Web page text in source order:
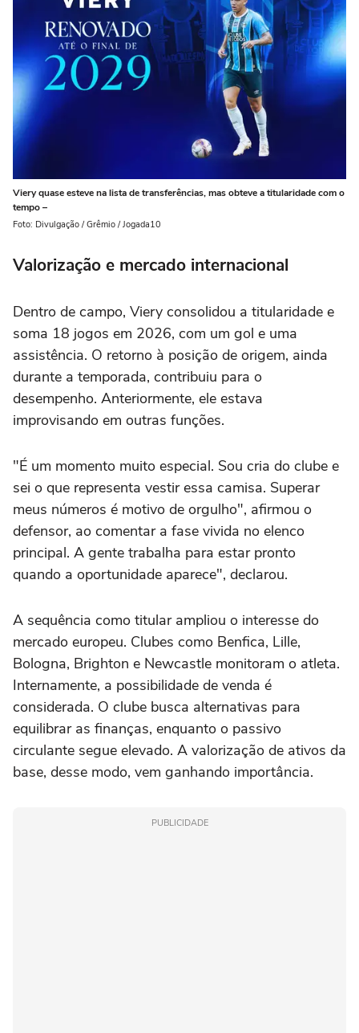
Viery quase esteve na lista de transferências, mas obteve a titularidade com o
tempo –
Foto: Divulgação / Grêmio / Jogada10
Valorização e mercado internacional
Dentro de campo, Viery consolidou a titularidade e
soma 18 jogos em 2026, com um gol e uma
assistência. O retorno à posição de origem, ainda
durante a temporada, contribuiu para o
desempenho. Anteriormente, ele estava
improvisando em outras funções.
"É um momento muito especial. Sou cria do clube e
sei o que representa vestir essa camisa. Superar
meus números é motivo de orgulho", afirmou o
defensor, ao comentar a fase vivida no elenco
principal. A gente trabalha para estar pronto
quando a oportunidade aparece", declarou.
A sequência como titular ampliou o interesse do
mercado europeu. Clubes como Benfica, Lille,
Bologna, Brighton e Newcastle monitoram o atleta.
Internamente, a possibilidade de venda é
considerada. O clube busca alternativas para
equilibrar as finanças, enquanto o passivo
circulante segue elevado. A valorização de ativos da
base, desse modo, vem ganhando importância.
PUBLICIDADE